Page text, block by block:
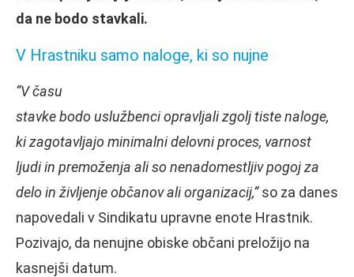
da ne bodo stavkali.
V Hrastniku samo naloge, ki so nujne
“V času
stavke bodo uslužbenci opravljali zgolj tiste naloge,
ki zagotavljajo minimalni delovni proces, varnost
ljudi in premoženja ali so nenadomestljiv pogoj za
delo in življenje občanov ali organizacij,”so za danes
napovedali v Sindikatu upravne enote Hrastnik.
Pozivajo, da nenujne obiske občani preložijo na
kasnejši datum.